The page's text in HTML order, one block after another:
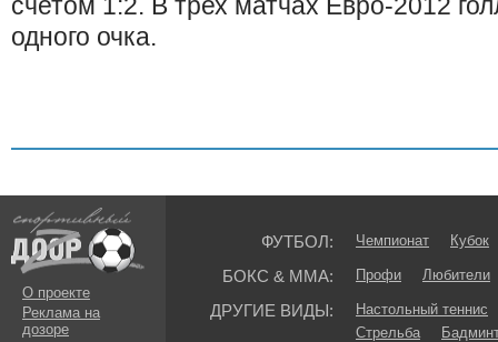
одного очка.
О проекте
Реклама на
дозоре
ФУТБОЛ: Чемпионат Кубок
БОКС & ММА: Профи Любители
ДРУГИЕ ВИДЫ:
Настольный теннис
Стрельба